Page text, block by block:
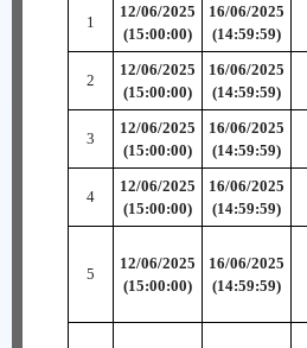
1
12/06/2025
(15:00:00)
16/06/2025
(14:59:59)
2
12/06/2025
(15:00:00)
16/06/2025
(14:59:59)
3
12/06/2025
(15:00:00)
16/06/2025
(14:59:59)
4
12/06/2025
(15:00:00)
16/06/2025
(14:59:59)
5
12/06/2025
(15:00:00)
16/06/2025
(14:59:59)